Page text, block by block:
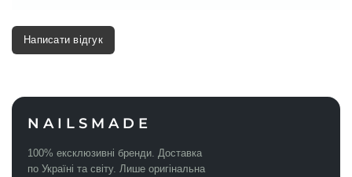
Написати відгук
NAILSMADE
100% ексклюзивні бренди. Доставка
по Україні та світу. Лише оригінальна